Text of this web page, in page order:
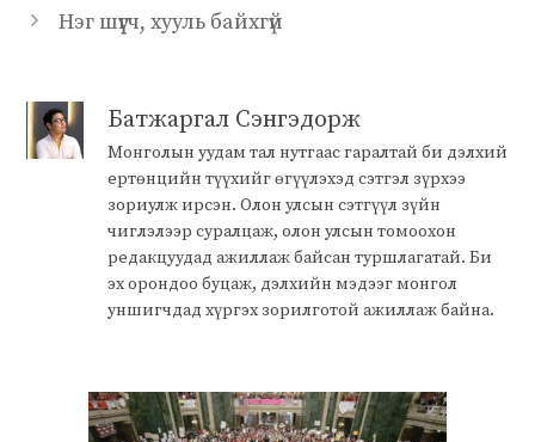
Нэг шүүгч, хууль байхгүй
Батжаргал Сэнгэдорж
Монголын уудам тал нутгаас гаралтай би дэлхий
ертөнцийн түүхийг өгүүлэхэд сэтгэл зүрхээ
зориулж ирсэн. Олон улсын сэтгүүл зүйн
чиглэлээр суралцаж, олон улсын томоохон
редакцуудад ажиллаж байсан туршлагатай. Би
эх орондоо буцаж, дэлхийн мэдээг монгол
уншигчдад хүргэх зорилготой ажиллаж байна.